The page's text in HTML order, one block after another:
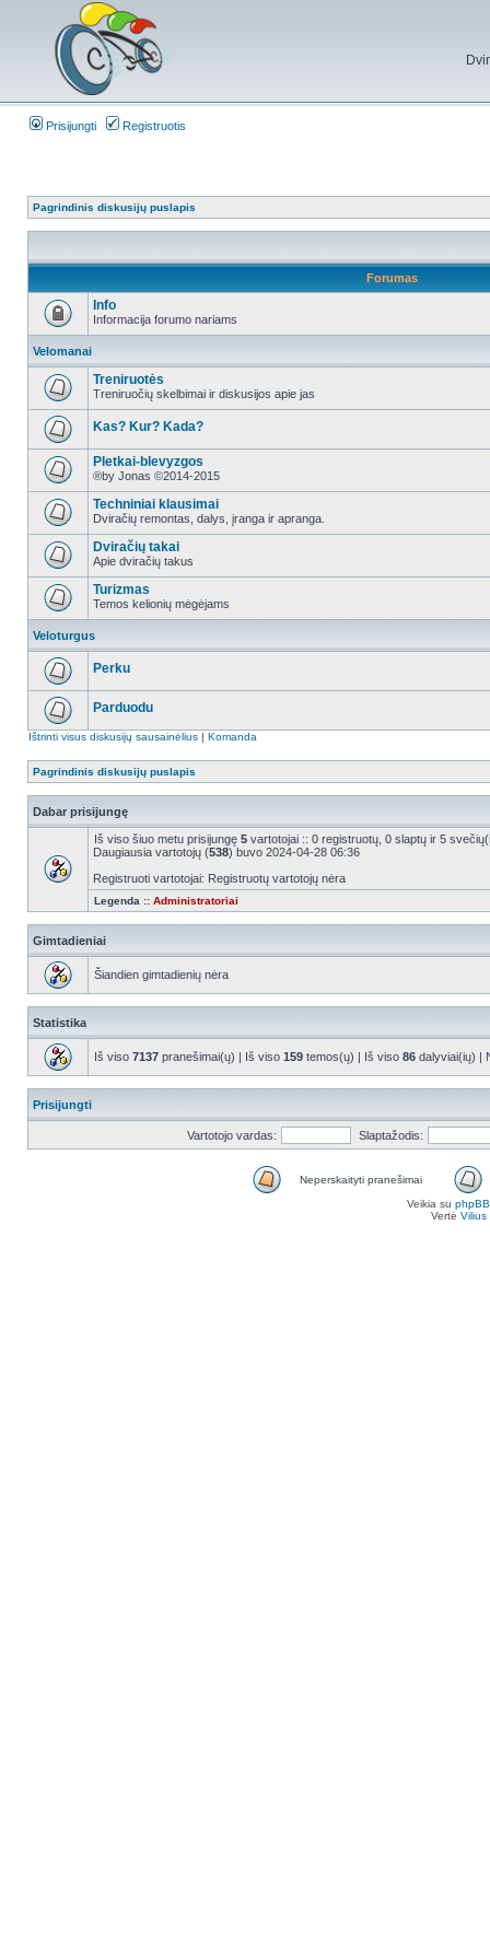
Prisijungti Registruotis
Pagrindinis diskusijų puslapis
Forumas
Info
Informacija forumo nariams
Velomanai
Treniruotės
Treniruočių skelbimai ir diskusijos apie jas
Kas? Kur? Kada?
Pletkai-blevyzgos
®by Jonas ©2014-2015
Techniniai klausimai
Dviračių remontas, dalys, įranga ir apranga.
Dviračių takai
Apie dviračių takus
Turizmas
Temos kelionių mėgėjams
Veloturgus
Perku
Parduodu
Ištrinti visus diskusijų sausainėlius | Komanda
Pagrindinis diskusijų puslapis
Dabar prisijungę
Iš viso šiuo metu prisijungę 5 vartotojai :: 0 registruotų, 0 slaptų ir 5
Daugiausia vartotojų (538) buvo 2024-04-28 06:36
Registruoti vartotojai: Registruotų vartotojų nėra
Legenda :: Administratoriai
Gimtadieniai
Šiandien gimtadienių nėra
Statistika
Iš viso 7137 pranešimai(ų) | Iš viso 159 temos(ų) | Iš viso 86 dalyviai(ių) |
Prisijungti
Vartotojo vardas: Slaptažodis:
Neperskaityti pranešimai
Veikia su phpBB
Vertė Vilius